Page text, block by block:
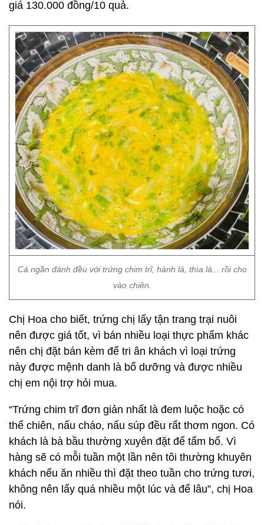
giá 130.000 đồng/10 quả.
Cá ngần đánh đều với trứng chim trĩ, hành lá, thìa là... rồi cho
vào chiên.
Chị Hoa cho biết, trứng chị lấy tận trang trại nuôi
nên được giá tốt, vì bán nhiều loại thực phẩm khác
nên chị đặt bán kèm để tri ân khách vì loại trứng
này được mệnh danh là bổ dưỡng và được nhiều
chị em nội trợ hỏi mua.
“Trứng chim trĩ đơn giản nhất là đem luộc hoặc có
thể chiên, nấu cháo, nấu súp đều rất thơm ngon. Có
khách là bà bầu thường xuyên đặt để tẩm bổ. Vì
hàng sẽ có mỗi tuần một lần nên tôi thường khuyên
khách nếu ăn nhiều thì đặt theo tuần cho trứng tươi,
không nên lấy quá nhiều một lúc và để lâu”, chị Hoa
nói.